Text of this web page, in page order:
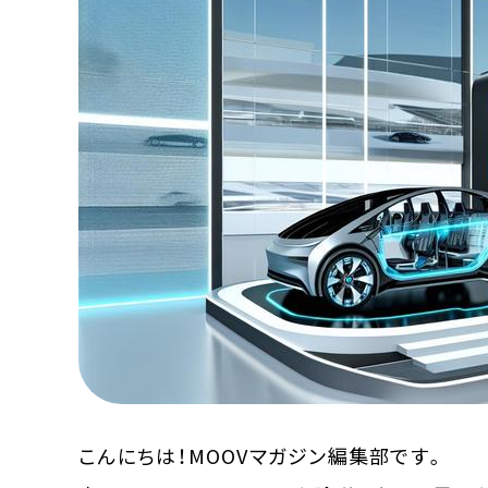
お問合せ
人材募集 （ライター、配車スタッフ、デザイ
こんにちは！MOOVマガジン編集部です。